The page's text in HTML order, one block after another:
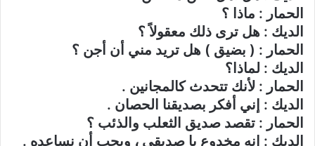
الحمار : ماذا ؟
الديك : هل ترى ذلك معقولاً ؟
الحمار : ( بضيق ) هل تريد مني أن أجن ؟
الديك : لماذا؟
الحمار : لأنك تتحدث كالمجانين .
الديك : إني أفكر بصديقنا الحصان .
الحمار : تقصد صديق الثعلب والذئب ؟
الديك : إنه مخدوع يا صديقي ، ويجب أن نساعده .